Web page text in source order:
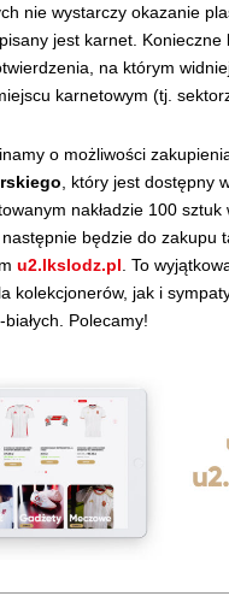
nie wystarczy okazanie
jest karnet. Konieczne
na którym
karnetowym (tj.
o możliwości
, który jest dostępny
nakładzie 100 sztuk
będzie do zakupu
u2.lkslodz.pl . To
kolekcjonerów, jak i
Polecamy!